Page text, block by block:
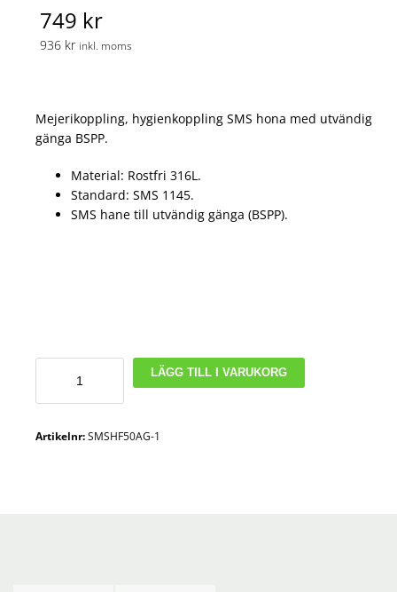
749 kr
936 kr inkl. moms
Mejerikoppling, hygienkoppling SMS hona med utvändig
gänga BSPP.
Material: Rostfri 316L.
Standard: SMS 1145.
SMS hane till utvändig gänga (BSPP).
hane
utvändig
LÄGG TILL I VARUKORG
Artikelnr:SMSHF50AG-1